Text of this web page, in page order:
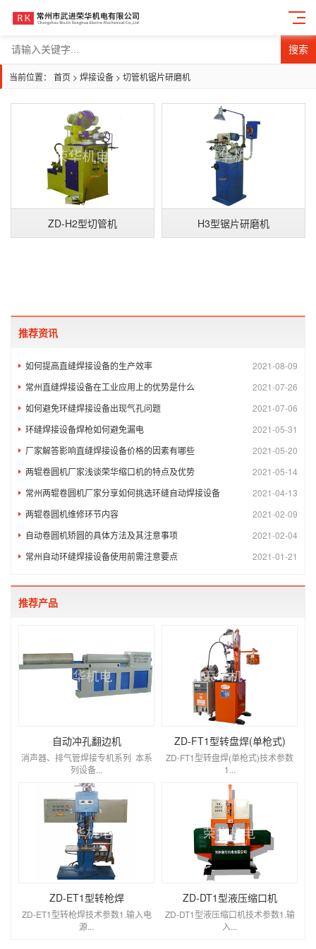
搜索
当前位置： 首页 > 焊接设备 > 切管机锯片研磨机
ZD-H2型切管机 H3型锯片研磨机
推荐资讯
2021-08-09
如何提高直缝焊接设备的生产效率
2021-07-26
常州直缝焊接设备在工业应用上的优势是什么
2021-07-06
如何避免环缝焊接设备出现气孔问题
2021-05-31
环缝焊接设备焊枪如何避免漏电
2021-05-20
厂家解答影响直缝焊接设备价格的因素有哪些
2021-05-14
两辊卷圆机厂家浅谈荣华缩口机的特点及优势
2021-04-13
常州两辊卷圆机厂家分享如何挑选环缝自动焊接设备
2021-02-09
两辊卷圆机维修环节内容
2021-02-04
自动卷圆机矫圆的具体方法及其注意事项
2021-01-21
常州自动环缝焊接设备使用前需注意要点
推荐产品
自动冲孔翻边机
消声器、排气管焊接专机系列 本系
列设备...
ZD-FT1型转盘焊(单枪式)
ZD-FT1型转盘焊(单枪式)技术参数
1...
ZD-ET1型转枪焊
ZD-ET1型转枪焊技术参数1.输入电
源...
ZD-DT1型液压缩口机
ZD-DT1型液压缩口机技术参数1.输
入...